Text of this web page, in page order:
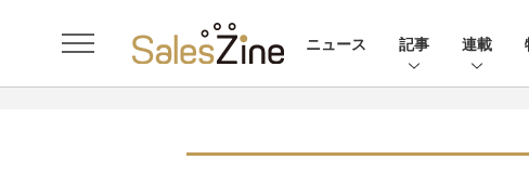
ニュース 記事 連載